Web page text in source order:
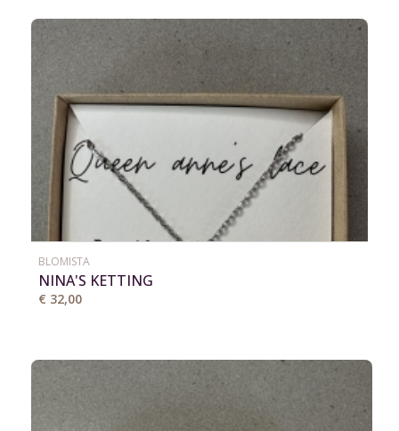
BLOMISTA
NINA'S KETTING
€ 32,00